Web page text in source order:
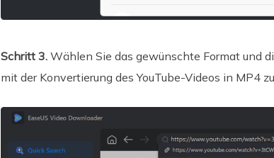
Schritt 3. Wählen Sie das gewünschte Format und
mit der Konvertierung des YouTube-Videos in MP4